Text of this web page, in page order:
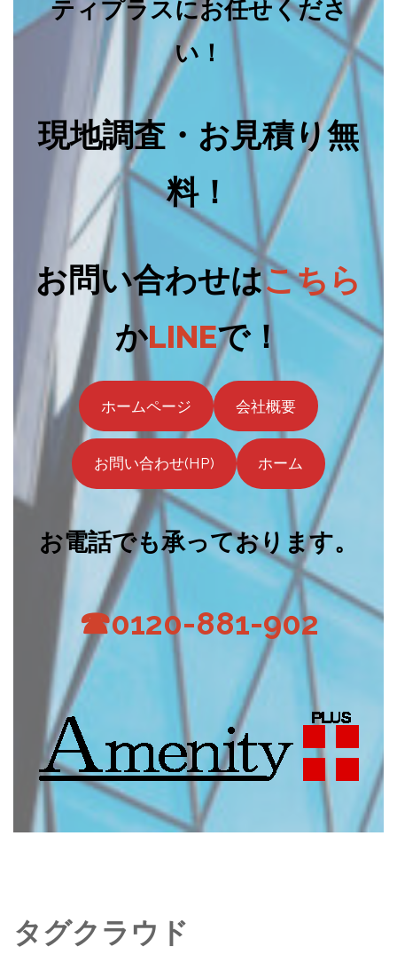
ティプラスにお任せくださ
い！
現地調査・お見積り無
料！
お問い合わせはこちら
かLINEで！
ホームページ 会社概要
お問い合わせ(HP) ホーム
お電話でも承っております。
☎0120-881-902
タグクラウド